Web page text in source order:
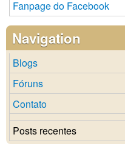
Fanpage do Facebook
Navigation
Blogs
Fóruns
Contato
Posts recentes